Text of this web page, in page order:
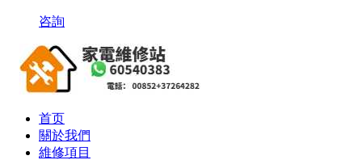
咨詢
首页
關於我們
維修項目